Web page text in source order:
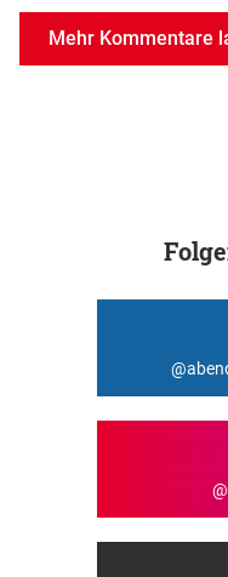
Mehr Kommentare